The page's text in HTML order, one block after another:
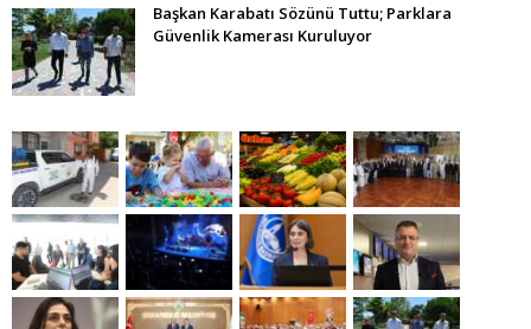
Başkan Karabatı Sözünü Tuttu; Parklara
Güvenlik Kamerası Kuruluyor